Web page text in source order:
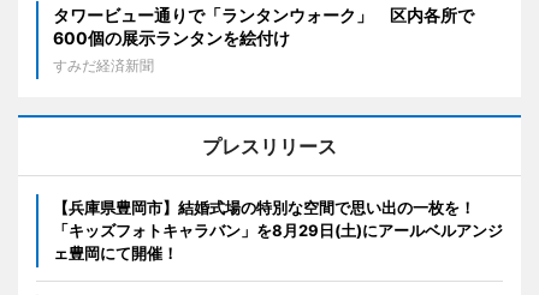
タワービュー通りで「ランタンウォーク」 区内各所で
600個の展示ランタンを絵付け
すみだ経済新聞
プレスリリース
【兵庫県豊岡市】結婚式場の特別な空間で思い出の一枚を！
「キッズフォトキャラバン」を8月29日(土)にアールベルアンジ
ェ豊岡にて開催！